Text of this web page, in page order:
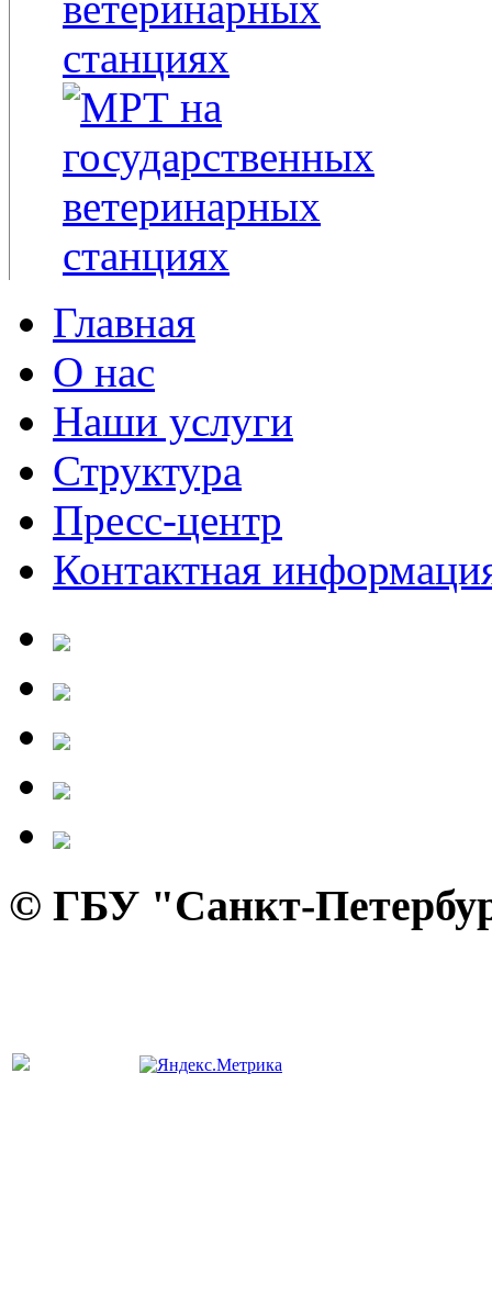
Главная
О нас
Наши услуги
Структура
Пресс-центр
Контактная
© ГБУ "Санкт-